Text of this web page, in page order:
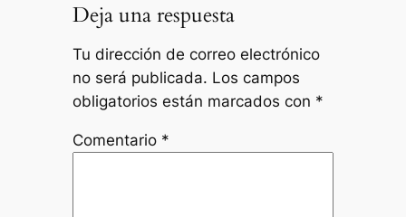
Deja una respuesta
Tu dirección de correo electrónico
no será publicada. Los campos
obligatorios están marcados con *
Comentario *